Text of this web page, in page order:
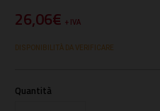
26,06€ + IVA
DISPONIBILITÀ DA VERIFICARE
Quantità